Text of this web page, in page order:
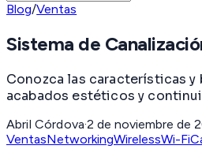
Blog/Ventas
Sistema de
Conozca las características
acabados estéticos y
Abril Córdova·2 de noviembre de
VentasNetworkingWirelessWi-Fi